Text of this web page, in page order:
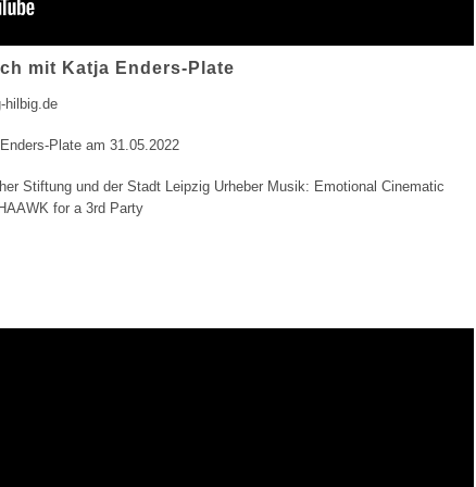
mit Katja Enders-Plate
hilbig.de
Plate am 31.05.2022
Stiftung und der Stadt Leipzig Urheber Musik: Emotional Cinematic
for a 3rd Party